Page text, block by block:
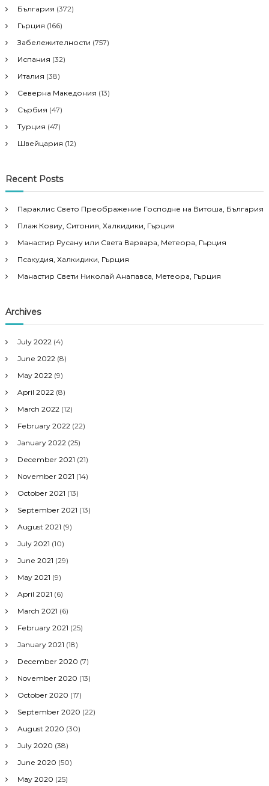
България (372)
Гърция (166)
Забележителности (757)
Испания (32)
Италия (38)
Северна Македония (13)
Сърбия (47)
Турция (47)
Швейцария (12)
Recent Posts
Параклис Свето Преображение Господне на Витоша, България
Плаж Ковиу, Ситония, Халкидики, Гърция
Манастир Русану или Света Варвара, Метеора, Гърция
Псакудия, Халкидики, Гърция
Манастир Свети Николай Анапавса, Метеора, Гърция
Archives
July 2022 (4)
June 2022 (8)
May 2022 (9)
April 2022 (8)
March 2022 (12)
February 2022 (22)
January 2022 (25)
December 2021 (21)
November 2021 (14)
October 2021 (13)
September 2021 (13)
August 2021 (9)
July 2021 (10)
June 2021 (29)
May 2021 (9)
April 2021 (6)
March 2021 (6)
February 2021 (25)
January 2021 (18)
December 2020 (7)
November 2020 (13)
October 2020 (17)
September 2020 (22)
August 2020 (30)
July 2020 (38)
June 2020 (50)
May 2020 (25)